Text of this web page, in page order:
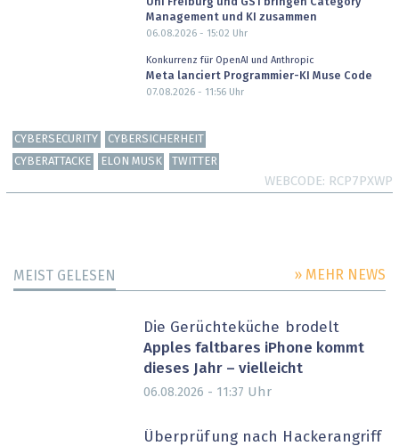
Uni Freiburg und GS1 bringen Category
Management und KI zusammen
06.08.2026 - 15:02 Uhr
Konkurrenz für OpenAI und Anthropic
Meta lanciert Programmier-KI Muse Code
07.08.2026 - 11:56Uhr
CYBERSECURITY
CYBERSICHERHEIT
CYBERATTACKE
ELON MUSK TWITTER
WEBCODE RCP7PXWP
MEIST GELESEN » MEHR NEWS
Die Gerüchteküche brodelt
Apples faltbares iPhone kommt
dieses Jahr – vielleicht
06.08.2026 - 11:37 Uhr
Überprüfung nach Hackerangriff